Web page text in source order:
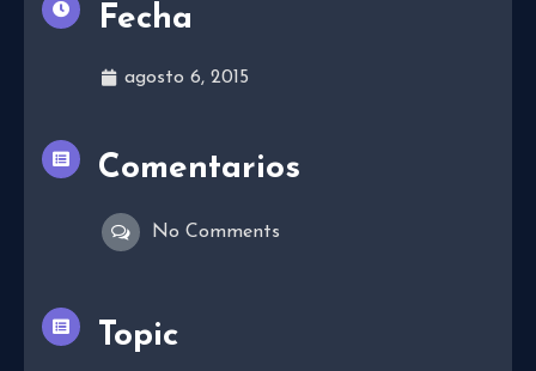
Fecha
agosto 6, 2015
Comentarios
No Comments
Topic